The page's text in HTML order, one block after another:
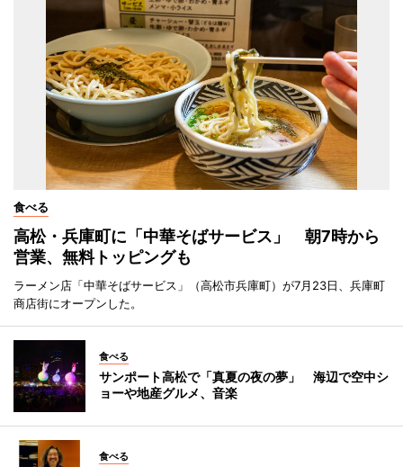
食べる
高松・兵庫町に「中華そばサービス」 朝7時から
営業、無料トッピングも
ラーメン店「中華そばサービス」（高松市兵庫町）が7月23日、兵庫町
商店街にオープンした。
食べる
サンポート高松で「真夏の夜の夢」 海辺で空中シ
ョーや地産グルメ、音楽
食べる